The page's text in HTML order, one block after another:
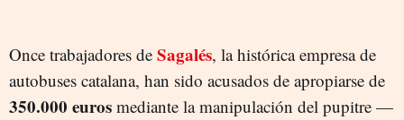
Once trabajadores de Sagalés, la histórica empresa de
autobuses catalana, han sido acusados de apropiarse de
350.000 euros mediante la manipulación del pupitre —